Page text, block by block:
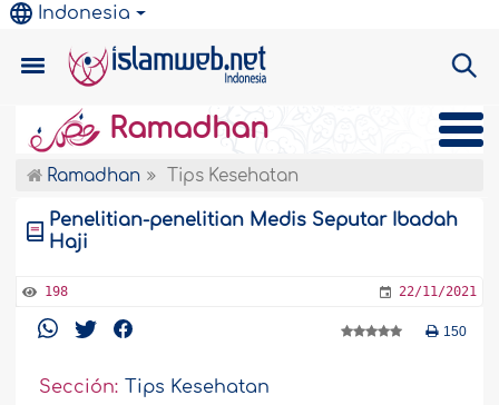
Indonesia
Ramadhan
Ramadhan Tips Kesehatan
Penelitian-penelitian Medis Seputar Ibadah
Haji
198 22/11/2021
150
Sección: Tips Kesehatan